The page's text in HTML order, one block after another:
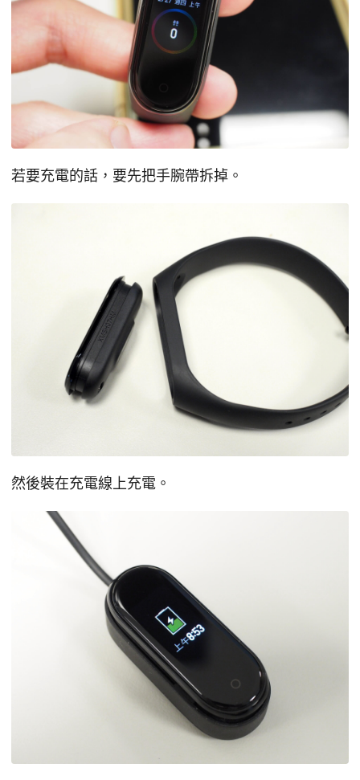
若要充電的話，要先把手腕帶拆掉。
然後裝在充電線上充電。